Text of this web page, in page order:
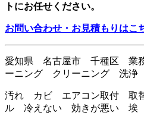
トにお任せください。
お問い合わせ・お見積もりはこ
愛知県 名古屋市 千種区 業
ーニング クリーニング 洗浄
汚れ カビ エアコン取付 取
ル 冷えない 効きが悪い 埃